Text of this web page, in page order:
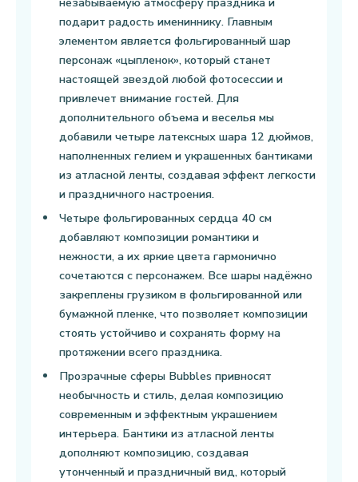
подарит радость имениннику. Главным
элементом является фольгированный шар
персонаж «цыпленок», который станет
настоящей звездой любой фотосессии и
привлечет внимание гостей. Для
дополнительного объема и веселья мы
добавили четыре латексных шара 12 дюймов,
наполненных гелием и украшенных бантиками
из атласной ленты, создавая эффект легкости
и праздничного настроения.
Четыре фольгированных сердца 40 см
добавляют композиции романтики и
нежности, а их яркие цвета гармонично
сочетаются с персонажем. Все шары надёжно
закреплены грузиком в фольгированной или
бумажной пленке, что позволяет композиции
стоять устойчиво и сохранять форму на
протяжении всего праздника.
Прозрачные сферы Bubbles привносят
необычность и стиль, делая композицию
современным и эффектным украшением
интерьера. Бантики из атласной ленты
дополняют композицию, создавая
утонченный и праздничный вид, который